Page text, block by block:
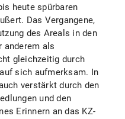
heute spürbaren
Das Vergangene,
des Areals in den
anderem als
gleichzeitig durch
sich aufmerksam. In
verstärkt durch den
und den
Erinnern an das KZ-